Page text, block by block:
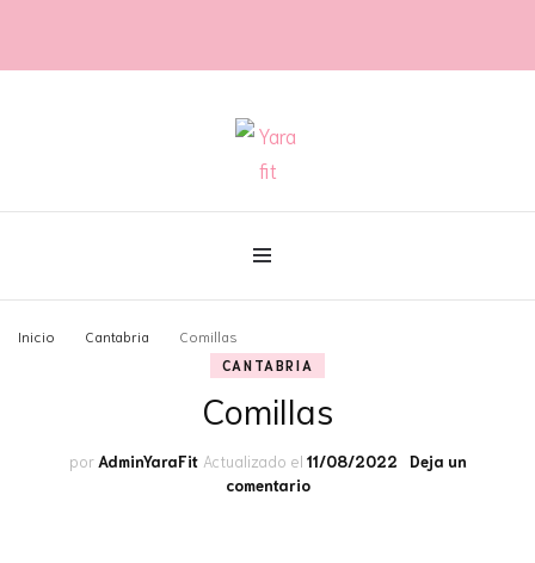
Yara fit
Inicio Cantabria Comillas
CANTABRIA
Comillas
por AdminYaraFit Actualizado el 11/08/2022
Deja un
comentarioen